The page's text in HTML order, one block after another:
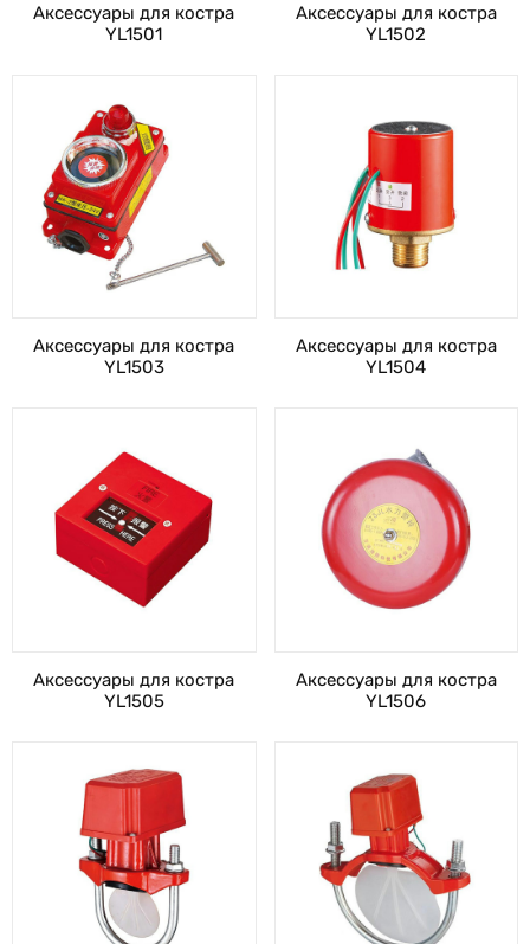
Аксессуары для костра
YL1501
Аксессуары для костра
YL1502
Аксессуары для костра
YL1503
Аксессуары для костра
YL1504
Аксессуары для костра
YL1505
Аксессуары для костра
YL1506